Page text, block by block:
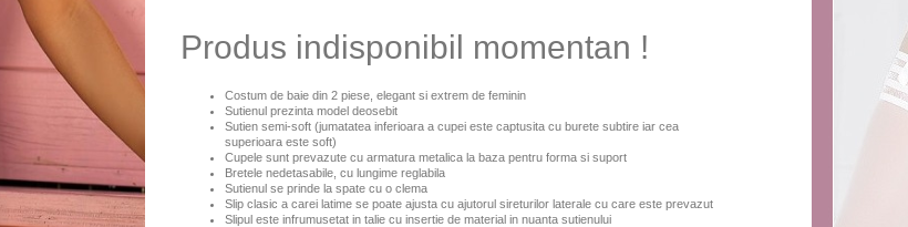
Produs indisponibil momentan !
Costum de baie din 2 piese, elegant si extrem de feminin
Sutienul prezinta model deosebit
Sutien semi-soft (jumatatea inferioara a cupei este captusita cu burete subtire iar cea
superioara este soft)
Cupele sunt prevazute cu armatura metalica la baza pentru forma si suport
Bretele nedetasabile, cu lungime reglabila
Sutienul se prinde la spate cu o clema
Slip clasic a carei latime se poate ajusta cu ajutorul sireturilor laterale cu care este prevazut
Slipul este infrumusetat in talie cu insertie de material in nuanta sutienului